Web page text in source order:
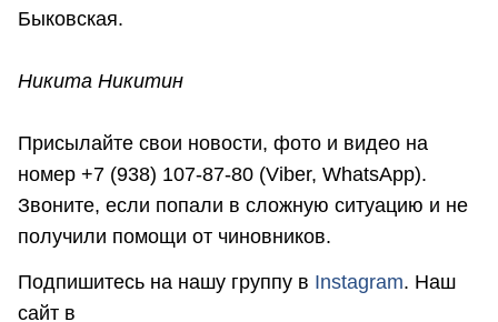
Быковская.
Никита Никитин
Присылайте свои новости, фото и видео на
номер +7 (938) 107-87-80 (Viber, WhatsApp).
Звоните, если попали в сложную ситуацию и не
получили помощи от чиновников.
Подпишитесь на нашу группу в Instagram. Наш
сайт в